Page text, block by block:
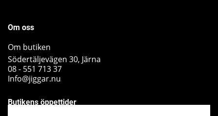
Om oss
Om butiken
Södertäljevägen 30, Järna
08 - 551 713 37
Info@jiggar.nu
Butikens öppettider